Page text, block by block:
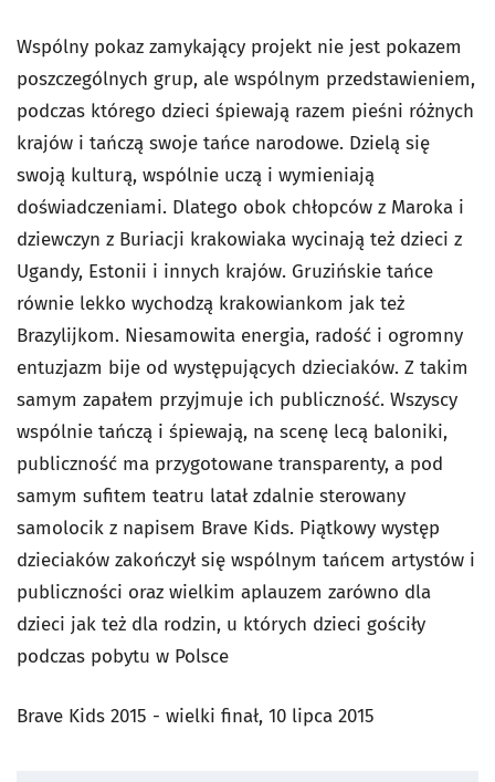
Wspólny pokaz zamykający projekt nie jest pokazem
poszczególnych grup, ale wspólnym przedstawieniem,
podczas którego dzieci śpiewają razem pieśni różnych
krajów i tańczą swoje tańce narodowe. Dzielą się
swoją kulturą, wspólnie uczą i wymieniają
doświadczeniami. Dlatego obok chłopców z Maroka i
dziewczyn z Buriacji krakowiaka wycinają też dzieci z
Ugandy, Estonii i innych krajów. Gruzińskie tańce
równie lekko wychodzą krakowiankom jak też
Brazylijkom. Niesamowita energia, radość i ogromny
entuzjazm bije od występujących dzieciaków. Z takim
samym zapałem przyjmuje ich publiczność. Wszyscy
wspólnie tańczą i śpiewają, na scenę lecą baloniki,
publiczność ma przygotowane transparenty, a pod
samym sufitem teatru latał zdalnie sterowany
samolocik z napisem Brave Kids. Piątkowy występ
dzieciaków zakończył się wspólnym tańcem artystów i
publiczności oraz wielkim aplauzem zarówno dla
dzieci jak też dla rodzin, u których dzieci gościły
podczas pobytu w Polsce
Brave Kids 2015 - wielki finał, 10 lipca 2015